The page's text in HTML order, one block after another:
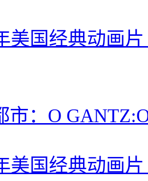
美国经典动画
市：O
美国经典动画